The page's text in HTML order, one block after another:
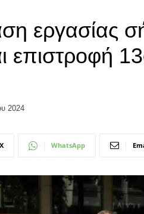
εργασίας
επιστροφή
2024
X WhatsApp